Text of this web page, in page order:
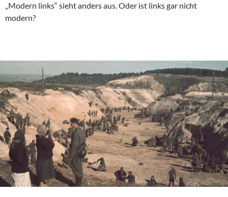
„Modern links“ sieht anders aus. Oder ist links gar nicht
modern?